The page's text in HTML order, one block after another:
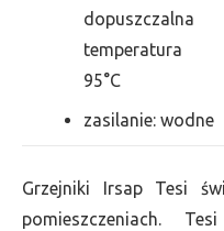
dopuszczalna
temperatura
95°C
zasilanie: wodne
Grzejniki Irsap Tesi
pomieszczeniach.